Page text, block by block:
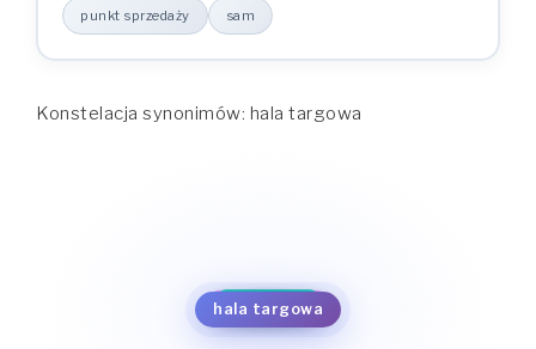
punkt sprzedaży sam
Konstelacja synonimów: hala targowa
hala targowa
delikatesy
dom handlowy
dom towarowy
dyskont
hipermarket
market
megasam
pawilon
placówka handlowa
punkt handlowy
punkt sprzedaży
sam